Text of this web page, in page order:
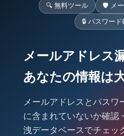
🔍 無料ツール 🛡️ メー
🔒 パスワード
メールアドレス
あなたの情報は
メールアドレスとパスワ
に含まれていないか確
洩データベースでチェッ